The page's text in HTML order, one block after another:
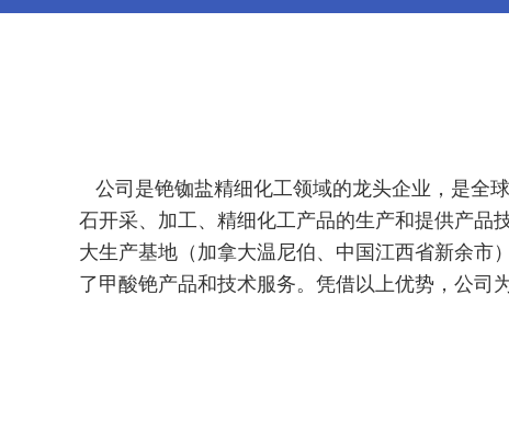
公司是铯铷盐精细化工领域的龙头企业，是全
石开采、加工、精细化工产品的生产和提供产品
大生产基地（加拿大温尼伯、中国江西省新余市
了甲酸铯产品和技术服务。凭借以上优势，公司